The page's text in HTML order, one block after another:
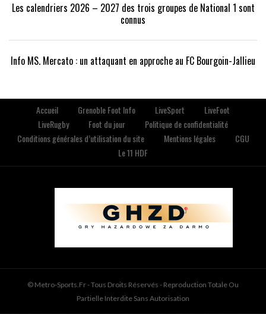
Les calendriers 2026 – 2027 des trois groupes de National 1 sont
connus
Info MS. Mercato : un attaquant en approche au FC Bourgoin-Jallieu
Accueil Grenoble Foot Info LiveSport
LiveFoot
LiveRugby
Foot du jour
Politique de confidentialité
Conditions générales d’utilisation du site
Mentions légales
CGU
Le 11 HDF
© Metro-Sports.fr - Tous Droits Réservés - Reproduction Totale Ou
Partielle Interdite Sans Autorisation